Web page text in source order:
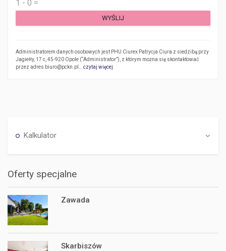
Administratorem danych osobowych jest PHU Ciurex Patrycja Ciura z siedzibą przy
Jagiełły, 17 c, 45-920 Opole (“Administrator”), z którym można się skontaktować
przez adres biuro@pckn.pl… czytaj więcej
Kalkulator
Oferty specjalne
Zawada
Skarbiszów